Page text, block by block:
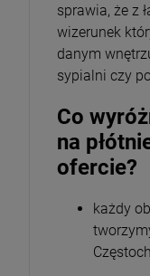
sprawia, że z
wizerunek
danym
sypialni czy
Co
na
ofercie?
każdy